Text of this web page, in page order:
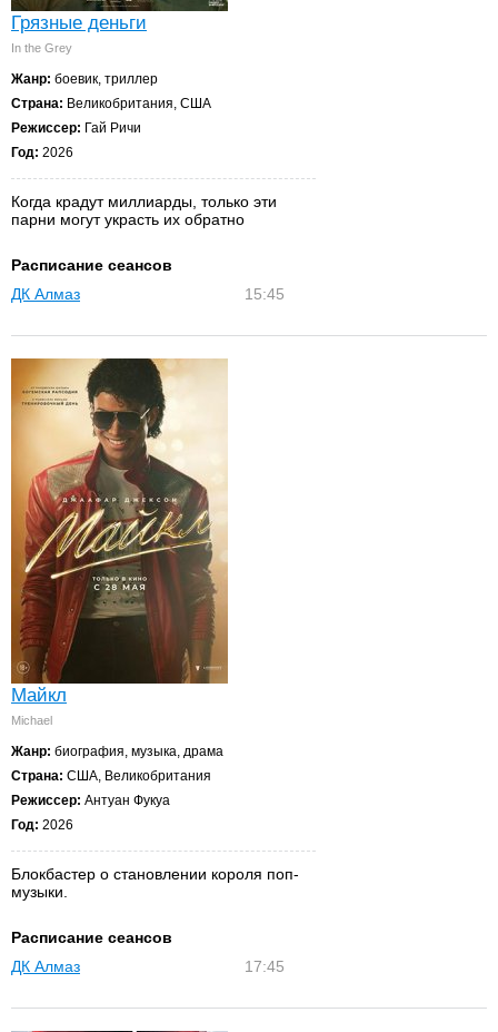
Грязные деньги
In the Grey
Жанр: боевик, триллер
Страна: Великобритания, США
Режиссер: Гай Ричи
Год: 2026
Когда крадут миллиарды, только эти
парни могут украсть их обратно
Расписание сеансов
ДК Алмаз
15:45
Майкл
Michael
Жанр: биография, музыка, драма
Страна: США, Великобритания
Режиссер: Антуан Фукуа
Год: 2026
Блокбастер о становлении короля поп-
музыки.
Расписание сеансов
ДК Алмаз
17:45